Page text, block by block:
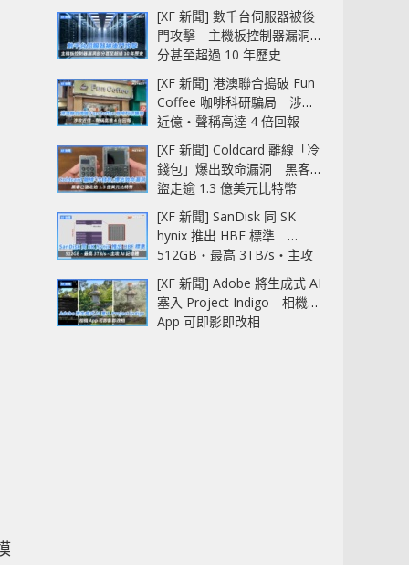
[XF 新聞] 數千台伺服器被後
門攻擊 主機板控制器漏洞部
分甚至超過 10 年歷史
[XF 新聞] 港澳聯合搗破 Fun
Coffee 咖啡科研騙局 涉款
近億‧聲稱高達 4 倍回報
[XF 新聞] Coldcard 離線「冷
錢包」爆出致命漏洞 黑客已
盜走逾 1.3 億美元比特幣
[XF 新聞] SanDisk 同 SK
hynix 推出 HBF 標準
512GB‧最高 3TB/s‧主攻
AI 記憶體
[XF 新聞] Adobe 將生成式 AI
塞入 Project Indigo 相機
App 可即影即改相